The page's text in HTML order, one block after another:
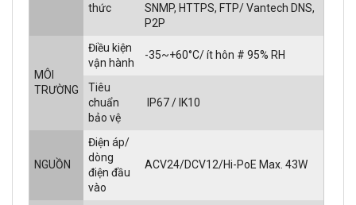
thức
SNMP, HTTPS, FTP/ Vantech DNS,
P2P
MÔI
TRƯỜNG
Điều kiện
vận hành
-35~+60°C/ ít hôn # 95% RH
Tiêu
chuẩn
bảo vệ
IP67 / IK10
NGUỒN
Điện áp/
dòng
điện đầu
vào
ACV24/DCV12/Hi-PoE Max. 43W